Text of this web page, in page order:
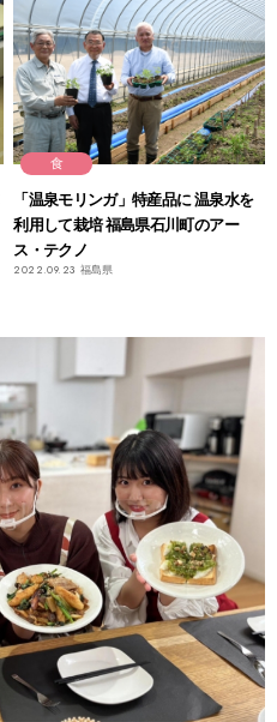
食
「温泉モリンガ」特産品に 温泉水を
利用して栽培 福島県石川町のアー
ス・テクノ
2022.09.23 福島県